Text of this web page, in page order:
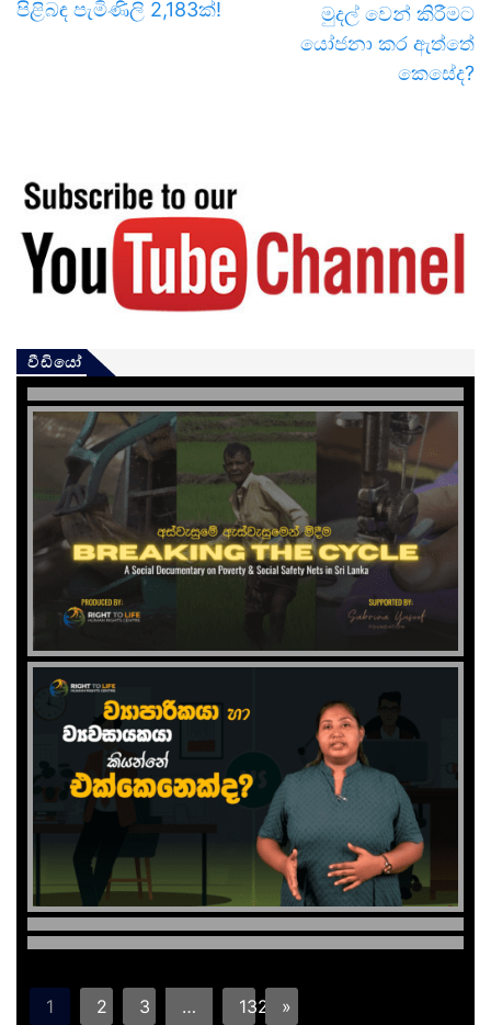
පිළිබඳ පැමිණිලි 2,183ක්!
මුදල් වෙන් කිරීමට
යෝජනා කර ඇත්තේ
කෙසේද?
වීඩියෝ
1 2 3 … 132 »